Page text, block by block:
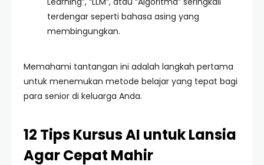
terdengar seperti bahasa asing yang
membingungkan.
Memahami tantangan ini adalah langkah pertama
untuk menemukan metode belajar yang tepat bagi
para senior di keluarga Anda.
12 Tips Kursus AI untuk Lansia
Agar Cepat Mahir